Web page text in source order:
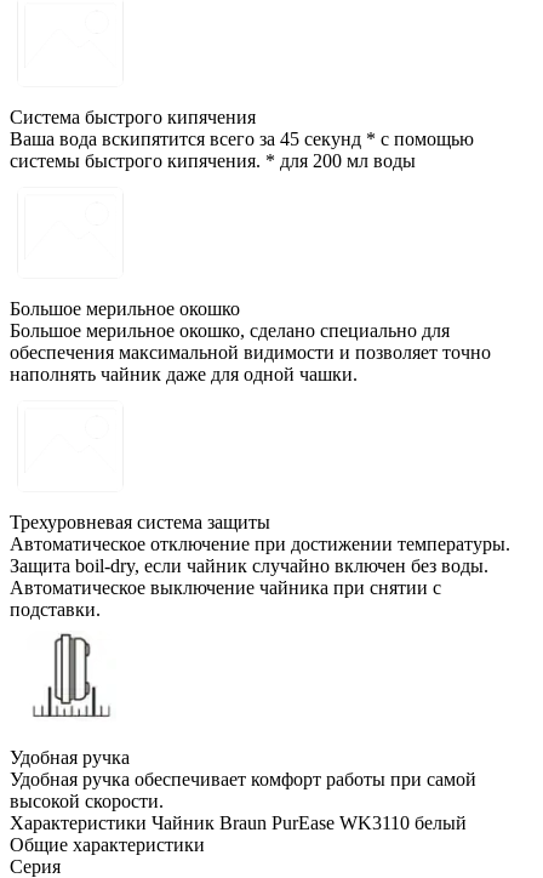
Система быстрого кипячения
Ваша вода вскипятится всего за 45 секунд * с помощью
системы быстрого кипячения. * для 200 мл воды
Большое мерильное окошко
Большое мерильное окошко, сделано специально для
обеспечения максимальной видимости и позволяет точно
наполнять чайник даже для одной чашки.
Трехуровневая система защиты
Автоматическое отключение при достижении температуры.
Защита boil-dry, если чайник случайно включен без воды.
Автоматическое выключение чайника при снятии с
подставки.
Удобная ручка
Удобная ручка обеспечивает комфорт работы при самой
высокой скорости.
Характеристики Чайник Braun PurEase WK3110 белый
Общие характеристики
Серия